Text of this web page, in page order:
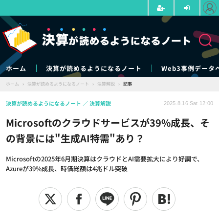
ホーム 決算が読めるようになるノート Web3事例データ
ホーム › 決算が読めるようになるノート › 決算解説 › 記事
Microsoftのクラウドサービスが39%成長、そ
の背景には"生成AI特需"あり？
Microsoftの2025年6月期決算はクラウドとAI需要拡大により好調で、
Azureが39%成長、時価総額は4兆ドル突破
決算が読めるようになるノート 決算解説 2025.8.16 Sat 12:00